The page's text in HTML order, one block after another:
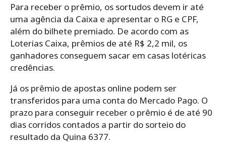
Para receber o prêmio, os sortudos devem ir até
uma agência da Caixa e apresentar o RG e CPF,
além do bilhete premiado. De acordo com as
Loterias Caixa, prêmios de até R$ 2,2 mil, os
ganhadores conseguem sacar em casas lotéricas
credências.
Já os prêmio de apostas online podem ser
transferidos para uma conta do Mercado Pago. O
prazo para conseguir receber o prêmio é de até 90
dias corridos contados a partir do sorteio do
resultado da Quina 6377.